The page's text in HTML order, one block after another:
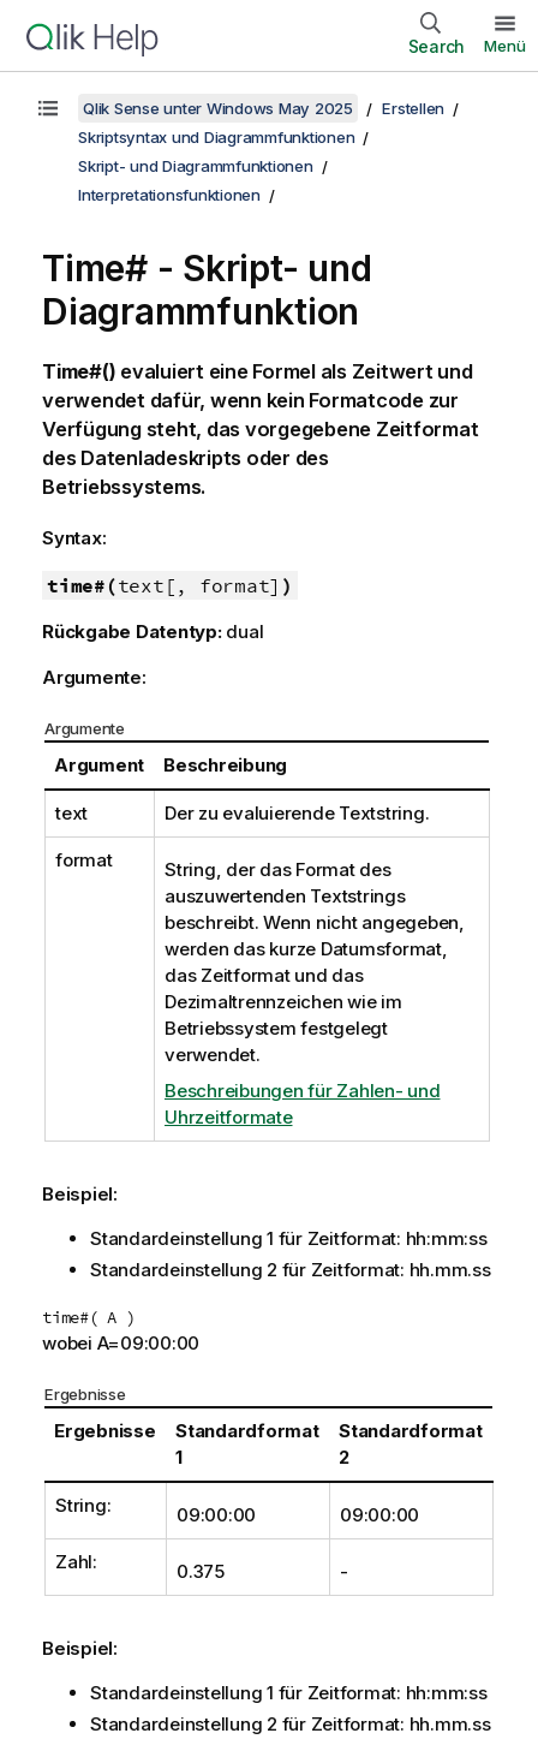
Search Menü
Qlik Sense unter Windows May 2025
Erstellen
Skriptsyntax und Diagrammfunktionen
Skript- und Diagrammfunktionen
Interpretationsfunktionen
Time# - Skript- und
Diagrammfunktion
Time#() evaluiert eine Formel als Zeitwert und
verwendet dafür, wenn kein Formatcode zur
Verfügung steht, das vorgegebene Zeitformat
des Datenladeskripts oder des
Betriebssystems.
Syntax:
time#(text[, format] )
Rückgabe Datentyp: dual
Argumente:
Argumente
Argument Beschreibung
text Der zu evaluierende Textstring.
format
String, der das Format des
auszuwertenden Textstrings
beschreibt. Wenn nicht angegeben,
werden das kurze Datumsformat,
das Zeitformat und das
Dezimaltrennzeichen wie im
Betriebssystem festgelegt
verwendet.
Beschreibungen für Zahlen- und
Uhrzeitformate
Beispiel:
Standardeinstellung 1 für Zeitformat: hh:mm:ss
Standardeinstellung 2 für Zeitformat: hh.mm.ss
time#( A )
wobei A=09:00:00
Ergebnisse
Ergebnisse
Standardformat
1
Standardformat
2
String: 09:00:00 09:00:00
Zahl: 0.375 -
Beispiel:
Standardeinstellung 1 für Zeitformat: hh:mm:ss
Standardeinstellung 2 für Zeitformat: hh.mm.ss